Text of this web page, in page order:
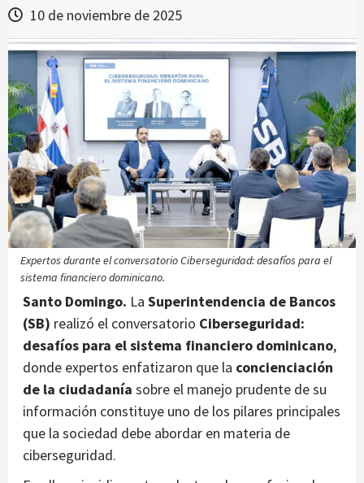
10 de noviembre de 2025
Expertos durante el conversatorio Ciberseguridad: desafíos para el
sistema financiero dominicano.
Santo Domingo. La Superintendencia de Bancos
(SB) realizó el conversatorio Ciberseguridad:
desafíos para el sistema financiero dominicano,
donde expertos enfatizaron que la concienciación
de la ciudadanía sobre el manejo prudente de su
información constituye uno de los pilares principales
que la sociedad debe abordar en materia de
ciberseguridad.